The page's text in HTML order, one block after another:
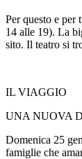
Per questo e per
14 alle 19). La
sito. Il teatro si
IL VIAGGIO
UNA NUOVA
Domenica 25
famiglie che